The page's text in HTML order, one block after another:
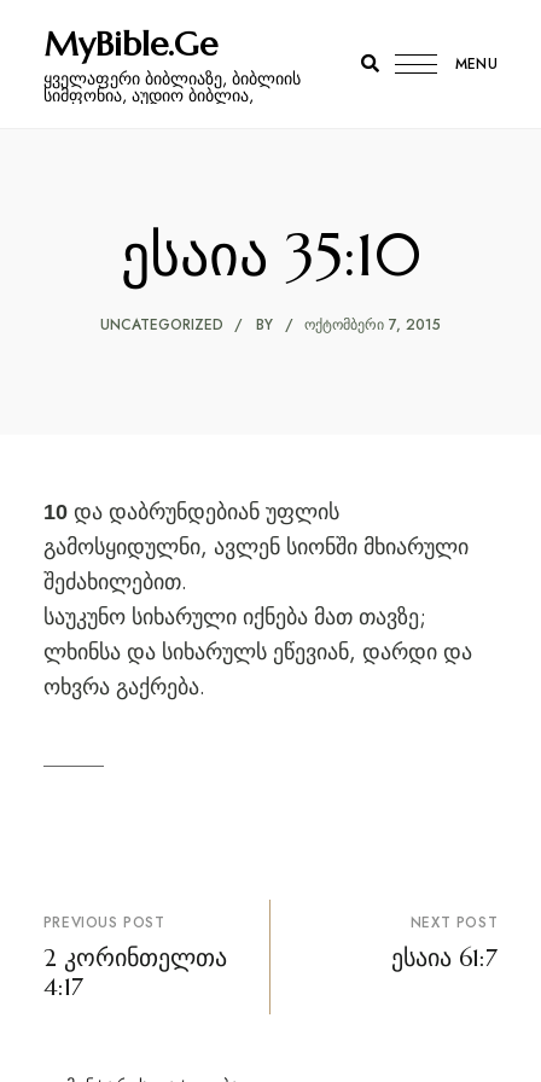
MyBible.Ge
ყველაფერი ბიბლიაზე, ბიბლიის
სიმფონია, აუდიო ბიბლია,
MENU
ესაია 35:10
UNCATEGORIZED BY ᲝᲥᲢᲝᲛᲑᲔᲠᲘ 7, 2015
10 და დაბრუნდებიან უფლის
გამოსყიდულნი, ავლენ სიონში მხიარული
შეძახილებით.
საუკუნო სიხარული იქნება მათ თავზე;
ლხინსა და სიხარულს ეწევიან, დარდი და
ოხვრა გაქრება.
პოსტის
ნავიგაცია
PREVIOUS POST
2 კორინთელთა
4:17
NEXT POST
ესაია 61:7